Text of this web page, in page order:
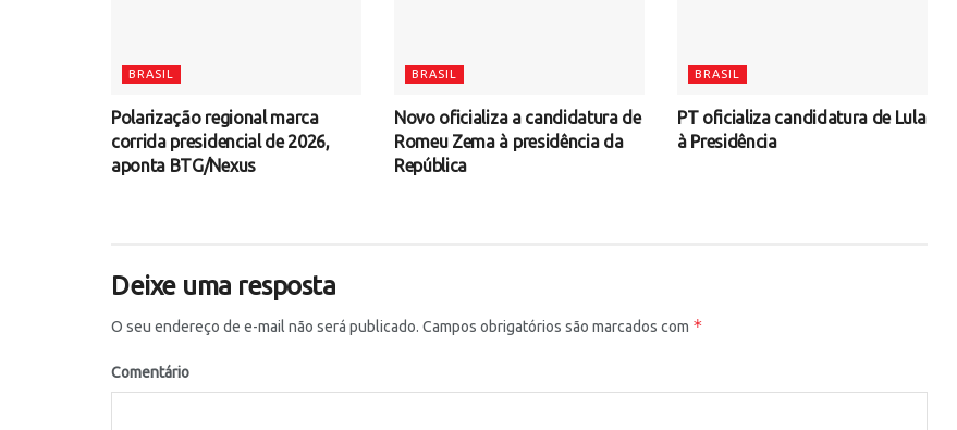
BRASIL
Polarização regional marca
corrida presidencial de 2026,
aponta BTG/Nexus
BRASIL
Novo oficializa a candidatura de
Romeu Zema à presidência da
República
BRASIL
PT oficializa candidatura de Lula
à Presidência
Deixe uma resposta
O seu endereço de e-mail não será publicado. Campos obrigatórios são marcados com *
Comentário